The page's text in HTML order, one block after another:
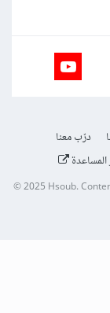
ك
برمجة
الواجهات(front end ) فقط فأبحث عن شخص back
درّب معنا
© 2025Hsoub.